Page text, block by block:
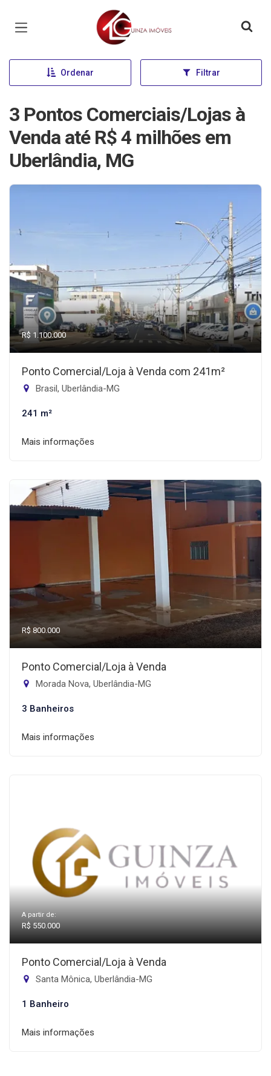
Página inicial
Ordenar Filtrar
3 Pontos Comerciais/Lojas à
Venda até R$ 4 milhões em
Uberlândia, MG
R$ 1.100.000
Ponto Comercial/Loja à Venda com 241m²
Brasil, Uberlândia-MG
241 m²
Mais informações
R$ 800.000
Ponto Comercial/Loja à Venda
Morada Nova, Uberlândia-MG
3 Banheiros
Mais informações
A partir de:
R$ 550.000
Ponto Comercial/Loja à Venda
Santa Mônica, Uberlândia-MG
1 Banheiro
Mais informações